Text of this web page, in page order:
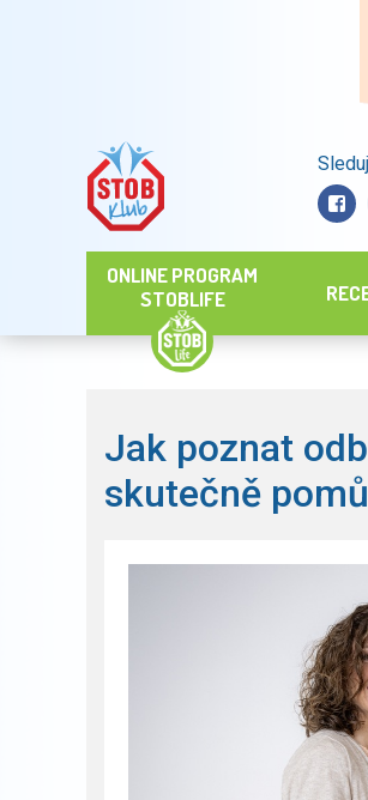
ONLINE PROGRAM
STOBLIFE
Jak poznat
skutečně